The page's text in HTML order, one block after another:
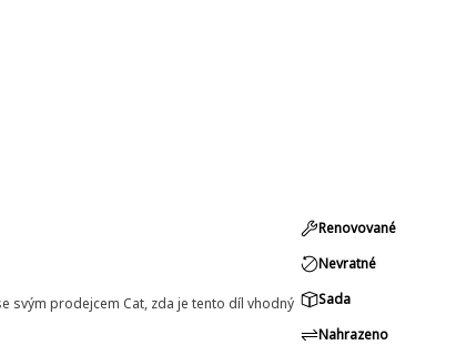
svým prodejcem Cat, zda je tento díl vhodný
Renovované
Nevratné
Sada
Nahrazeno